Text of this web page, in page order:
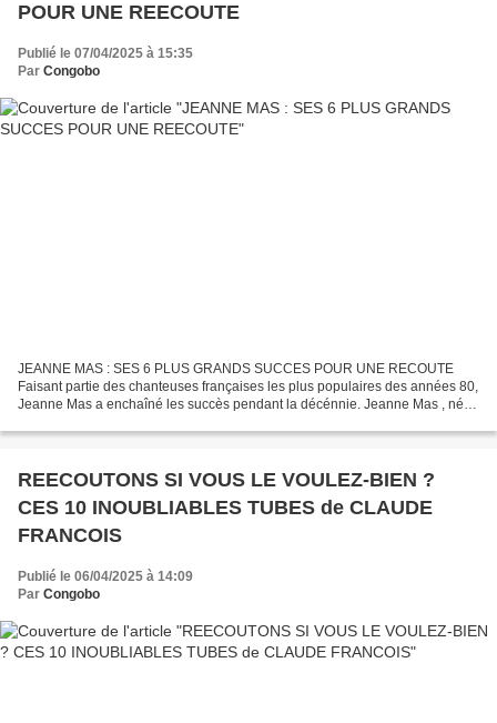
POUR UNE REECOUTE
Publié le 07/04/2025 à 15:35
Par Congobo
JEANNE MAS : SES 6 PLUS GRANDS SUCCES POUR UNE RECOUTE
Faisant partie des chanteuses françaises les plus populaires des années 80,
Jeanne Mas a enchaîné les succès pendant la décénnie. Jeanne Mas , née
REECOUTONS SI VOUS LE VOULEZ-BIEN ?
CES 10 INOUBLIABLES TUBES de CLAUDE
FRANCOIS
Publié le 06/04/2025 à 14:09
Par Congobo